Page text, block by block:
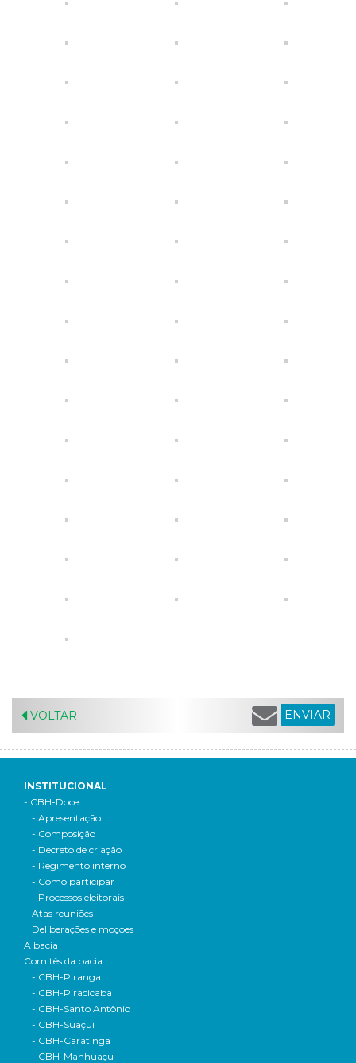
VOLTAR ENVIAR
INSTITUCIONAL
- CBH-Doce
- Apresentação
- Composição
- Decreto de criação
- Regimento interno
- Como participar
- Processos eleitorais
Atas reuniões
Deliberações e moçoes
A bacia
Comitês da bacia
- CBH-Piranga
- CBH-Piracicaba
- CBH-Santo Antônio
- CBH-Suaçuí
- CBH-Caratinga
- CBH-Manhuaçu